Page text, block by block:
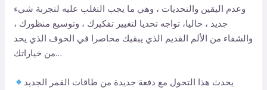
وعدم اليقين والتحديات ، وهي ما يجب التغلب عليه لتجربة شيء
جديد ، حاليا، تواجه تحديا لتغيير تفكيرك ، وتوسيع منظورك ،
والشفاء من الألم القديم الذي يبقيك محاصرا في الخوف الذي يحد
من خياراتك…
يحدث هذا التحول مع دفعة جديدة من طاقات القمر الجديد